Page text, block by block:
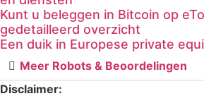
Kunt u beleggen in Bitcoin op
gedetailleerd overzicht
Een duik in Europese private
Meer Robots & Beoordelingen
Disclaimer: